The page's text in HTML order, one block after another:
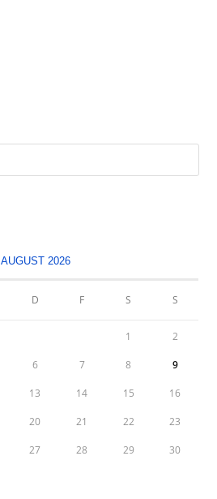
AUGUST 2026
D F S S
1 2
6 7 8 9
13 14 15 16
20 21 22 23
27 28 29 30